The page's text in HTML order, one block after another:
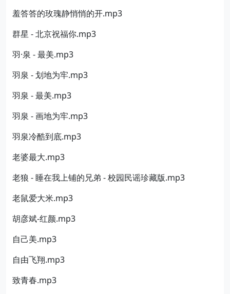
羞答答的玫瑰静悄悄的开.mp3
群星 - 北京祝福你.mp3
羽·泉 - 最美.mp3
羽泉 - 划地为牢.mp3
羽泉 - 最美.mp3
羽泉 - 画地为牢.mp3
羽泉冷酷到底.mp3
老婆最大.mp3
老狼 - 睡在我上铺的兄弟 - 校园民谣珍藏版.mp3
老鼠爱大米.mp3
胡彦斌-红颜.mp3
自己美.mp3
自由飞翔.mp3
致青春.mp3